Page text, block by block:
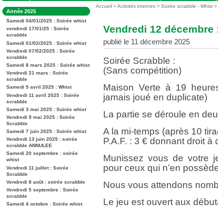
à
la
recherche
Dans
la
rubrique
:
Année 2025
Samedi 04/01/2025 : Soirée whist
vendredi 17/01/25 : Soirée
scrabble
Samedi 01/02/2025 : Soirée whist
Vendredi 07/02/2025 : Soirée
scrabble
Samedi 8 mars 2025 : Soirée whist
Vendredi 21 mars : Soirée
scrabble
Samedi 5 avril 2025 : Whist
Vendredi 11 avril 2025 : Soirée
scrabble
Samedi 3 mai 2025 : Soirée whist
Vendredi 9 mai 2025 : Soirée
Scrabble
Samedi 7 juin 2025 : Soirée whist
Vendredi 13 juin 2025 : soirée
scrabble ANNULEE
Samedi 20 septembre : soirée
whist
Vendredi 11 juillet : Soirée
Scrabble
Vendredi 8 août : soirée scrabble
Vendredi 5 septembre : Soirée
scrabble
Samedi 4 octobre : Soirée whist
Vous
Accueil >Activités internes >Soirée scrabble - Whist >
Vendredi 12
publié le 11 décembre 2025
Soirée Scrabble :
(Sans compétition)
Maison Verte à 19
jamais joué en duplicate)
La partie se déroule en
A la mi-temps (après 10
P.A.F. : 3 € donnant droit
Munissez vous de votre
pour ceux qui n’en
Nous vous attendons
Le jeu est ouvert aux